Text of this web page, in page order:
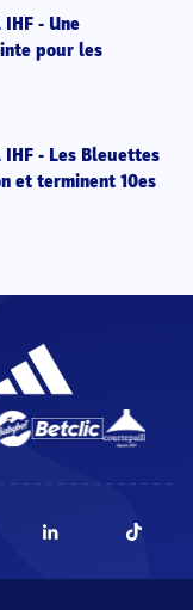
IHF - Une
pour les
IHF - Les Bleuettes
et terminent 10es